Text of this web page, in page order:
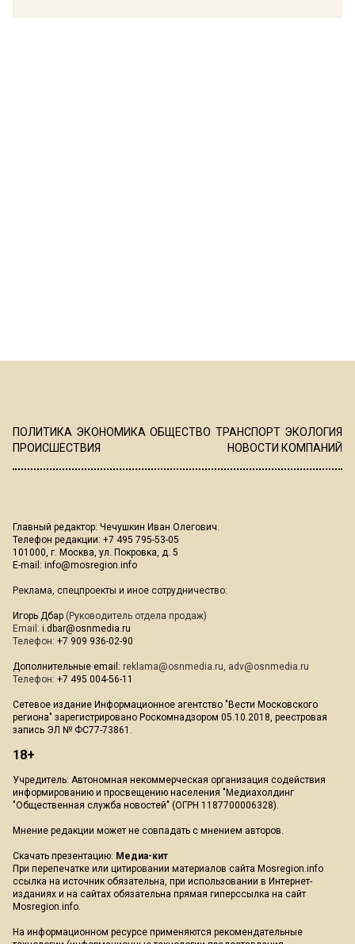
ПОЛИТИКА ЭКОНОМИКА ОБЩЕСТВО ТРАНСПОРТ ЭКОЛОГИЯ
ПРОИСШЕСТВИЯ
НОВОСТИ КОМПАНИЙ
Главный редактор: Чечушкин Иван Олегович.
Телефон редакции: +7 495 795-53-05
101000, г. Москва, ул. Покровка, д. 5
E-mail: info@mosregion.info
Реклама, спецпроекты и иное сотрудничество:
Игорь Дбар (Руководитель отдела продаж)
Email: i.dbar@osnmedia.ru
Телефон: +7 909 936-02-90
Дополнительные email: reklama@osnmedia.ru, adv@osnmedia.ru
Телефон: +7 495 004-56-11
Сетевое издание Информационное агентство "Вести Московского
региона" зарегистрировано Роскомнадзором 05.10.2018, реестровая
запись ЭЛ № ФС77-73861.
18+
Учредитель: Автономная некоммерческая организация содействия
информированию и просвещению населения "Медиахолдинг
"Общественная служба новостей" (ОГРН 1187700006328).
Мнение редакции может не совпадать с мнением авторов.
Скачать презентацию: Медиа-кит
При перепечатке или цитировании материалов сайта Mosregion.info
ссылка на источник обязательна, при использовании в Интернет-
изданиях и на сайтах обязательна прямая гиперссылка на сайт
Mosregion.info.
На информационном ресурсе применяются рекомендательные